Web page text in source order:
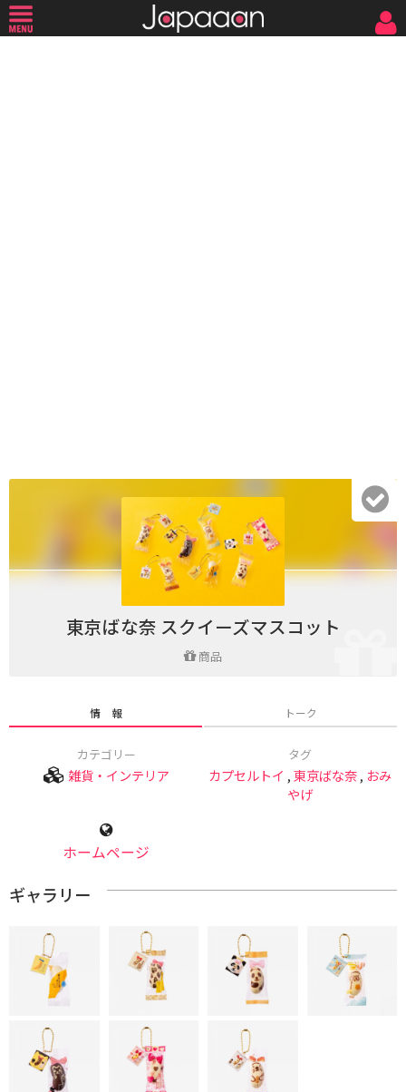
東京ばな奈 スクイーズマスコット
商品
情 報 トーク
カテゴリー
雑貨・インテリア
タグ
カプセルトイ ,東京ばな奈, おみ
やげ
ホームページ
ギャラリー